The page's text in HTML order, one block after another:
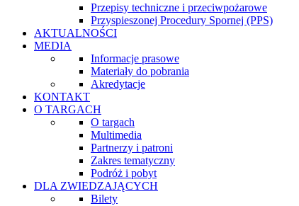
Przepisy techniczne i przeciwpożarowe
Przyspieszonej Procedury Spornej (PPS)
AKTUALNOŚCI
MEDIA
Informacje prasowe
Materiały do pobrania
Akredytacje
KONTAKT
O TARGACH
O targach
Multimedia
Partnerzy i patroni
Zakres tematyczny
Podróż i pobyt
DLA ZWIEDZAJĄCYCH
Bilety